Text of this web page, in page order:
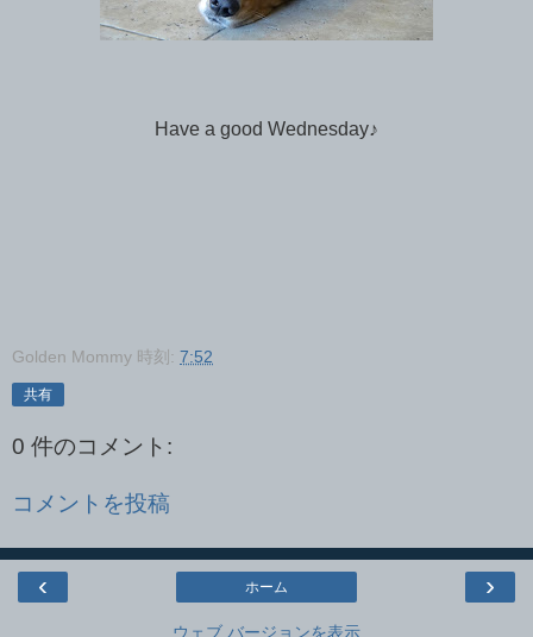
Have a good Wednesday♪
Golden Mommy 時刻: 7:52
共有
0 件のコメント:
コメントを投稿
‹ ›
ホーム
ウェブ バージョンを表示